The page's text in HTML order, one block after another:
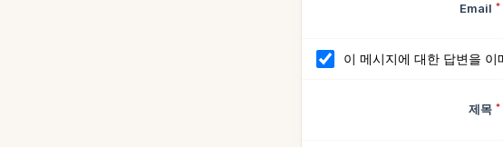
Email *
이 메시지에 대한 답변을 이
제목 *